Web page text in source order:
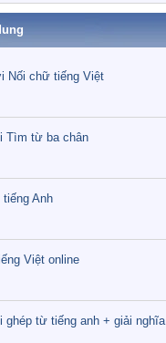
Nối chữ tiếng Việt
Tìm từ ba chân
tiếng Anh
Việt online
ghép từ tiếng anh + giải nghĩa